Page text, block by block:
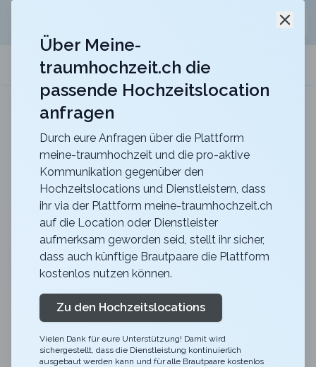
meine-traumhochzeit.ch
ART DECO HOTEL MONTANA
Für eure Hochzeit mit einmaligem Blick auf den
Hochzeitsreise nach Hawaii
Aloha und herzlich willkommen zu unserem
umfassenden Guide für eure Hochzeitsreise nach
Hawaii. Wir haben für euch alle wesentlichen
Informationen zusammengefasst, die ihr für eure
Planung oder die effektive Reise benötigt. Diese
basieren auf unserer eigenen Erfahrung, etlichem
Austausch mit einem breiten Netzwerk an Experten
und diversen lokalen Partnern aus Hawaii. Wir
Über Meine-
traumhochzeit.ch die
passende Hochzeitslocation
anfragen
Durch eure Anfragen über die Plattform
meine-traumhochzeit und die pro-aktive
Kommunikation gegenüber den
Hochzeitslocations und Dienstleistern, dass
ihr via der Plattform meine-traumhochzeit.ch
auf die Location oder Dienstleister
aufmerksam geworden seid, stellt ihr sicher,
dass auch künftige Brautpaare die Plattform
kostenlos nutzen können.
Zu den Hochzeitslocations
Vielen Dank für eure Unterstützung! Damit wird
sichergestellt, dass die Dienstleistung kontinuierlich
ausgebaut werden kann und für alle Brautpaare kostenlos